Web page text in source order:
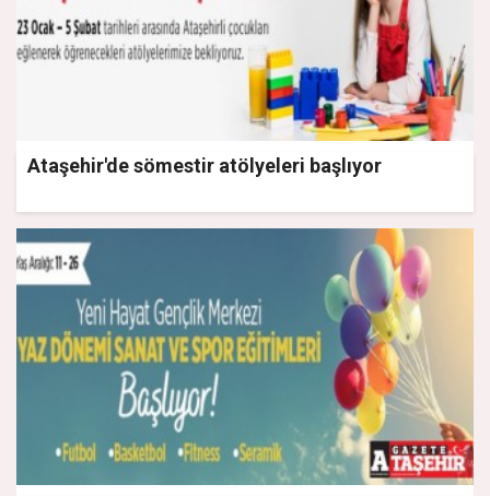
Ataşehir'de sömestir atölyeleri başlıyor